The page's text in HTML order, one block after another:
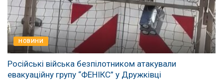
НОВИНИ
Російські війська безпілотником атакували
евакуаційну групу “ФЕНІКС” у Дружківці